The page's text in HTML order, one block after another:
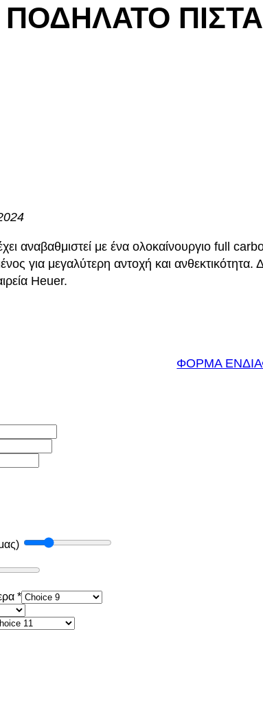
αναβαθμιστεί με ένα ολοκαίνουργιο full
για μεγαλύτερη αντοχή και
Heuer.
ΦΟΡΜΑ
*